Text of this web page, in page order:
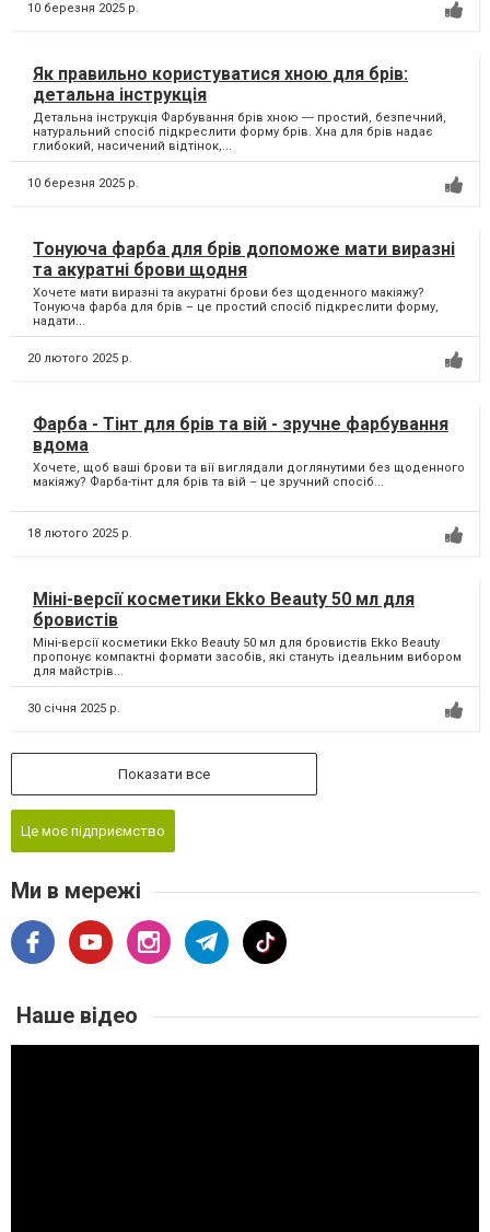
10 березня 2025 р.
Як правильно користуватися хною для брів:
детальна інструкція
Детальна інструкція Фарбування брів хною ― простий, безпечний,
натуральний спосіб підкреслити форму брів. Хна для брів надає
глибокий, насичений відтінок,...
10 березня 2025 р.
Тонуюча фарба для брів допоможе мати виразні
та акуратні брови щодня
Хочете мати виразні та акуратні брови без щоденного макіяжу?
Тонуюча фарба для брів – це простий спосіб підкреслити форму,
надати...
20 лютого 2025 р.
Фарба - Тінт для брів та вій - зручне фарбування
вдома
Хочете, щоб ваші брови та вії виглядали доглянутими без щоденного
макіяжу? Фарба-тінт для брів та вій – це зручний спосіб...
18 лютого 2025 р.
Міні-версії косметики Ekko Beauty 50 мл для
бровистів
Міні-версії косметики Ekko Beauty 50 мл для бровистів Ekko Beauty
пропонує компактні формати засобів, які стануть ідеальним вибором
для майстрів...
30 січня 2025 р.
Показати все
Це моє підприємство
Ми в мережі
Наше відео